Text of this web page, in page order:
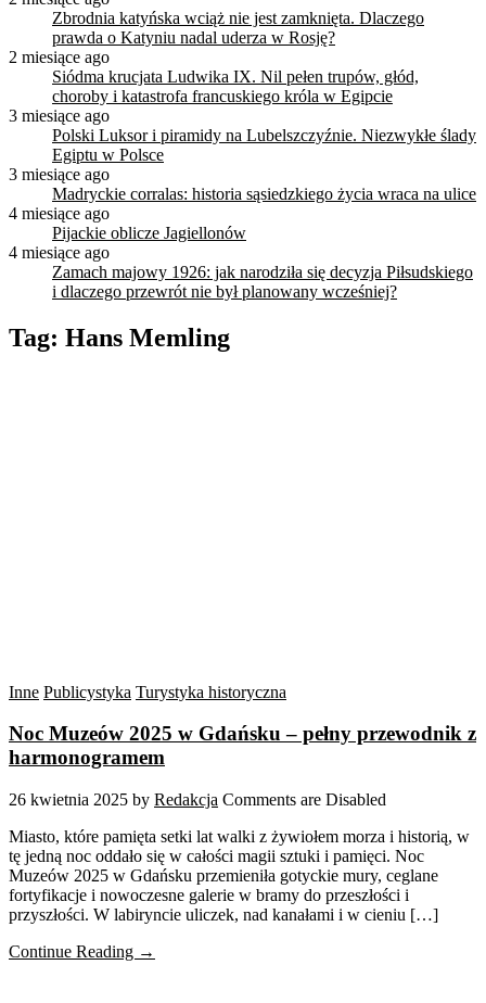
Zbrodnia katyńska wciąż nie jest zamknięta. Dlaczego
prawda o Katyniu nadal uderza w Rosję?
2 miesiące ago
Siódma krucjata Ludwika IX. Nil pełen trupów, głód,
choroby i katastrofa francuskiego króla w Egipcie
3 miesiące ago
Polski Luksor i piramidy na Lubelszczyźnie. Niezwykłe ślady
Egiptu w Polsce
3 miesiące ago
Madryckie corralas: historia sąsiedzkiego życia wraca na ulice
4 miesiące ago
Pijackie oblicze Jagiellonów
4 miesiące ago
Zamach majowy 1926: jak narodziła się decyzja Piłsudskiego
i dlaczego przewrót nie był planowany wcześniej?
Tag: Hans Memling
Inne Publicystyka Turystyka historyczna
Noc Muzeów 2025 w Gdańsku – pełny przewodnik z
harmonogramem
26 kwietnia 2025 by Redakcja Comments are Disabled
Miasto, które pamięta setki lat walki z żywiołem morza i historią, w
tę jedną noc oddało się w całości magii sztuki i pamięci. Noc
Muzeów 2025 w Gdańsku przemieniła gotyckie mury, ceglane
fortyfikacje i nowoczesne galerie w bramy do przeszłości i
przyszłości. W labiryncie uliczek, nad kanałami i w cieniu […]
Continue Reading →